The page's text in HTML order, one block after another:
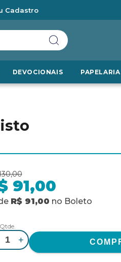
Cadastro
DEVOCIONAIS PAPELARIA
91,00
R$ 91,00 no Boleto
Qtde.
+